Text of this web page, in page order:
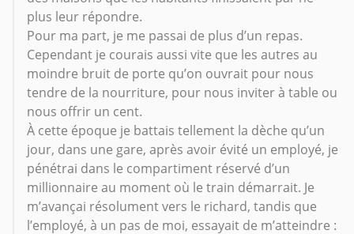
plus leur répondre.
Pour ma part, je me passai de plus d’un repas.
Cependant je courais aussi vite que les autres au
moindre bruit de porte qu’on ouvrait pour nous
tendre de la nourriture, pour nous inviter à table ou
nous offrir un cent.
À cette époque je battais tellement la dèche qu’un
jour, dans une gare, après avoir évité un employé, je
pénétrai dans le compartiment réservé d’un
millionnaire au moment où le train démarrait. Je
m’avançai résolument vers le richard, tandis que
l’employé, à un pas de moi, essayait de m’atteindre :